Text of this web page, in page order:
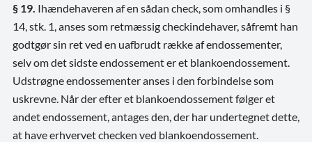
§ 19. Ihændehaveren af en sådan check, som omhandles i §
14, stk. 1, anses som retmæssig checkindehaver, såfremt han
godtgør sin ret ved en uafbrudt række af endossementer,
selv om det sidste endossement er et blankoendossement.
Udstrøgne endossementer anses i den forbindelse som
uskrevne. Når der efter et blankoendossement følger et
andet endossement, antages den, der har undertegnet dette,
at have erhvervet checken ved blankoendossement.